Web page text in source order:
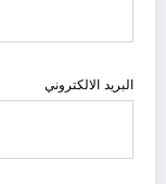
البريد الالكتروني